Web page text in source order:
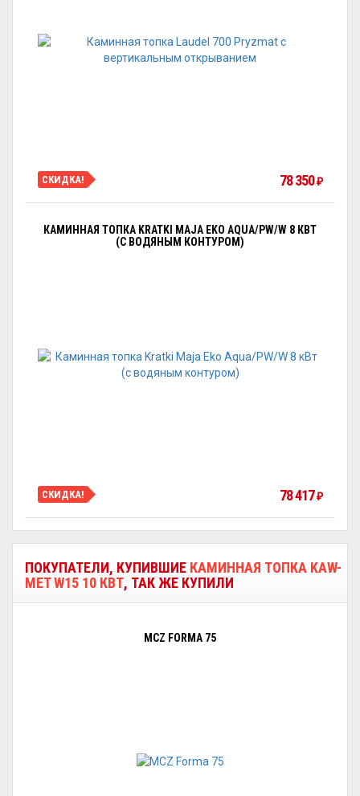
СКИДКА! 78 350₽
КАМИННАЯ ТОПКА KRATKI MAJA EKO AQUA/PW/W 8 КВТ
(С ВОДЯНЫМ КОНТУРОМ)
СКИДКА! 78 417₽
ПОКУПАТЕЛИ, КУПИВШИЕ КАМИННАЯ ТОПКА KAW-
MET W15 10 КВТ, ТАК ЖЕ КУПИЛИ
MCZ FORMA 75